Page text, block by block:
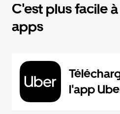
C'est plus facile
apps
l'app